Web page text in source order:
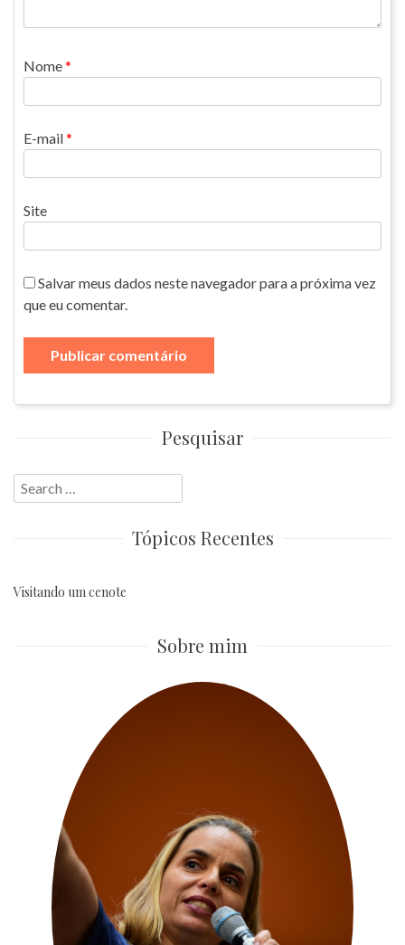
Nome*
E-mail*
Site
Salvar meus dados neste navegador para a próxima vez
que eu comentar.
Pesquisar
Search
for:
Tópicos Recentes
Visitando um cenote
Sobre mim